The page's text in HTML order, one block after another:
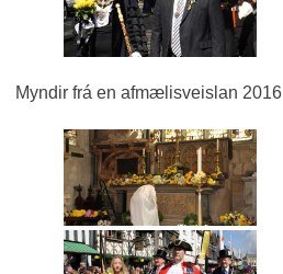
Myndir frá en afmælisveislan 2016